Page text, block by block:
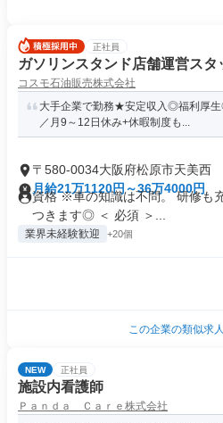
正社員
ガソリンスタンド店舗運営スタ
コスモ石油販売株式会社
大手企業で勤務★安定収入◎福利厚
／月9～12日休み+休暇制度も...
〒580-0034大阪府松原市天美西
月給21万1120円～36万4000円
資格 ※車の知識は不問。 研修も
つきます◎ ＜ 必須 ＞...
業界未経験歓迎 +20個
この企業の類似求
NEW 正社員
施設内看護師
Ｐａｎｄａ Ｃａｒｅ株式会社